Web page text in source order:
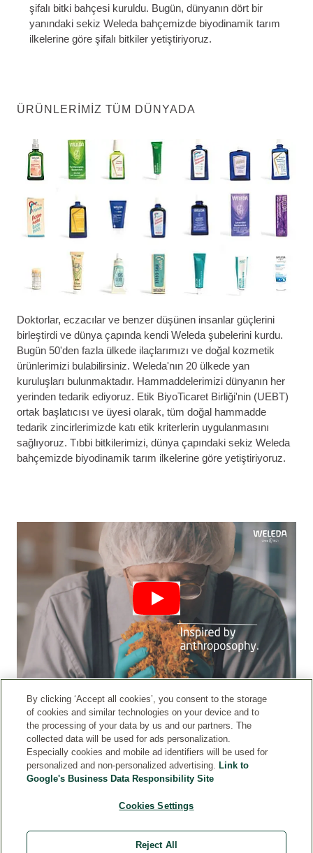
şifalı bitki bahçesi kuruldu. Bugün, dünyanın dört bir
yanındaki sekiz Weleda bahçemizde biyodinamik tarım
ilkelerine göre şifalı bitkiler yetiştiriyoruz.
ÜRÜNLERIMIZ TÜM DÜNYADA
Doktorlar, eczacılar ve benzer düşünen insanlar güçlerini
birleştirdi ve dünya çapında kendi Weleda şubelerini kurdu.
Bugün 50'den fazla ülkede ilaçlarımızı ve doğal kozmetik
ürünlerimizi bulabilirsiniz. Weleda'nın 20 ülkede yan
kuruluşları bulunmaktadır. Hammaddelerimizi dünyanın her
yerinden tedarik ediyoruz. Etik BiyoTicaret Birliği'nin (UEBT)
ortak başlatıcısı ve üyesi olarak, tüm doğal hammadde
tedarik zincirlerimizde katı etik kriterlerin uygulanmasını
sağlıyoruz. Tıbbi bitkilerimizi, dünya çapındaki sekiz Weleda
bahçemizde biyodinamik tarım ilkelerine göre yetiştiriyoruz.
THE YOUTUBE VIDEO SERVICE!
We use a third-party service to embed video content.
This service may collect data about your activities.
Please read the details and agree to use the service to
Cookie Settings
GIZLILIK POLITIKASI
By clicking ‘Accept all cookies’, you consent to the storage
of cookies and similar technologies on your device and to
the processing of your data by us and our partners. The
collected data will be used for ads personalization.
Especially cookies and mobile ad identifiers will be used for
personalized and non-personalized advertising. Link to
Google's Business Data Responsibility Site
Cookies Settings
Reject All